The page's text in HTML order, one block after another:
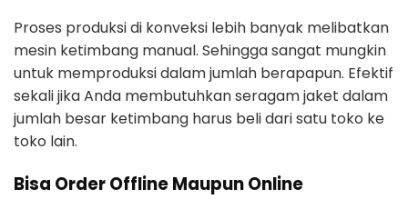
Proses produksi di konveksi lebih banyak melibatkan
mesin ketimbang manual. Sehingga sangat mungkin
untuk memproduksi dalam jumlah berapapun. Efektif
sekali jika Anda membutuhkan seragam jaket dalam
jumlah besar ketimbang harus beli dari satu toko ke
toko lain.
Bisa Order Offline Maupun Online